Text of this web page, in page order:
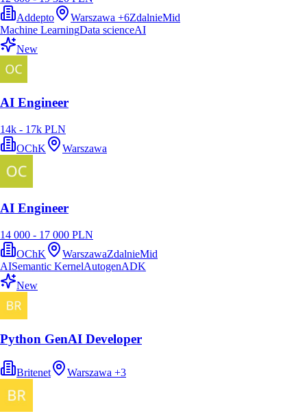
Addepto
Warszawa +6ZdalnieMid
Machine LearningData scienceAI
New
AI Engineer
14k - 17k PLN
OChK
Warszawa
AI Engineer
14 000 - 17 000 PLN
OChK
WarszawaZdalnieMid
AISemantic KernelAutogenADK
New
Python GenAI Developer
Britenet Warszawa +3